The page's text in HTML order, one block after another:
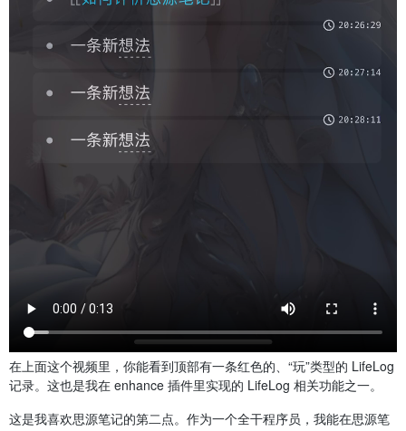
在上面这个视频里，你能看到顶部有一条红色的、“玩”类型的 LifeLog
记录。这也是我在 enhance 插件里实现的 LifeLog 相关功能之一。
这是我喜欢思源笔记的第二点。作为一个全干程序员，我能在思源笔